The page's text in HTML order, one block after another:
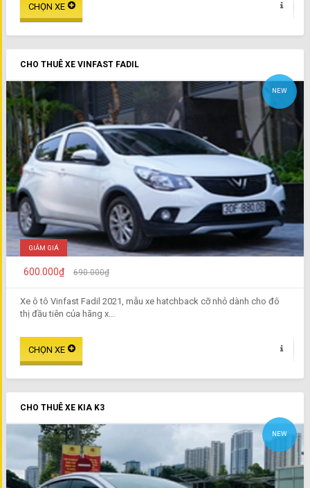
CHO THUÊ XE VINFAST FADIL
NEW
GIẢM GIÁ
600.000₫ 690.000₫
Xe ô tô Vinfast Fadil 2021, mẫu xe hatchback cỡ nhỏ dành cho đô
thị đầu tiên của hãng x...
CHO THUÊ XE KIA K3
NEW